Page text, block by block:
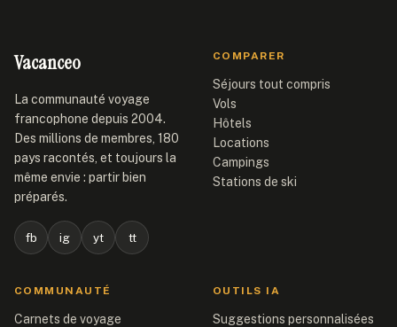
Vacanceo
La communauté voyage
francophone depuis 2004.
Des millions de membres, 180
pays racontés, et toujours la
même envie : partir bien
préparés.
fb ig yt tt
COMPARER
Séjours tout compris
Vols
Hôtels
Locations
Campings
Stations de ski
COMMUNAUTÉ
Carnets de voyage
OUTILS IA
Suggestions personnalisées